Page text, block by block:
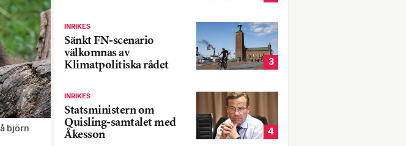
björn
INRIKES
Sänkt FN-scenario
välkomnas av
Klimatpolitiska rådet
3
INRIKES
Statsministern om
Quisling-samtalet med
Åkesson
4